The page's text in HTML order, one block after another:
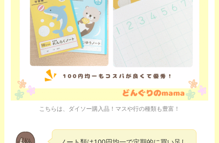
こちらは、ダイソー購入品！マスや行の種類も豊富！